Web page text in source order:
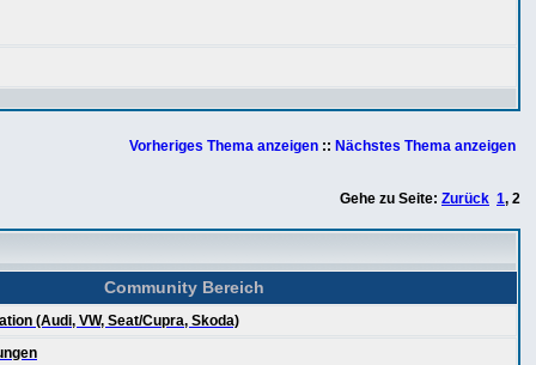
Vorheriges Thema anzeigen :: Nächstes Thema anzeigen
Gehe zu Seite: Zurück 1, 2
Community Bereich
(Audi, VW, Seat/Cupra, Skoda)